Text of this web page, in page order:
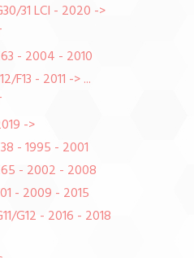
31 LCI - 2020 ->
- 2004 - 2010
F13 - 2011 -> ...
->
- 1995 - 2001
- 2002 - 2008
- 2009 - 2015
G12 - 2016 - 2018